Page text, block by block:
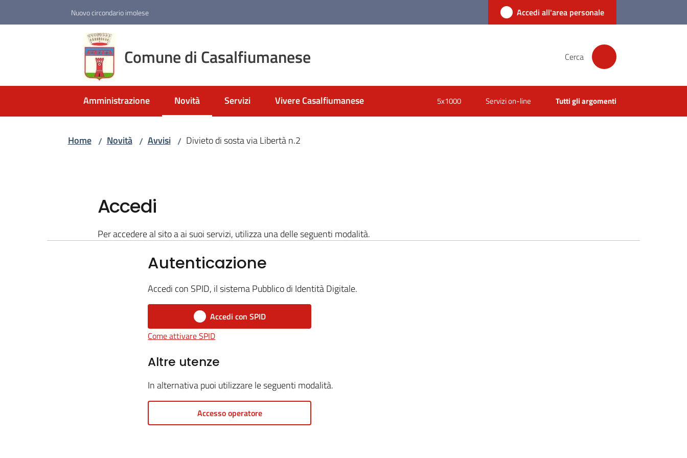
Nuovo circondario imolese Accedi all'area personale
Comune di Casalfiumanese Cerca
Amministrazione Novità
Menu selezionato
Servizi Vivere Casalfiumanese 5x1000 Servizi on-line Tutti gli argomenti
Home / Novità / Avvisi / Divieto di sosta via Libertà n.2
Accedi
Per accedere al sito a ai suoi servizi, utilizza una delle seguenti modalità.
Autenticazione
Accedi con SPID, il sistema Pubblico di Identità Digitale.
Accedi con SPID
Come attivare SPID
Altre utenze
In alternativa puoi utilizzare le seguenti modalità.
Accesso operatore